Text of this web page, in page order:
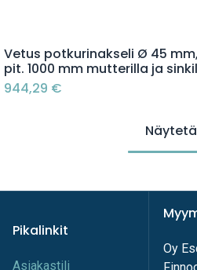
Lisää ostoskoriin
Vetus potkurinakseli Ø 45 mm,
pit. 1000 mm mutterilla ja
944,29 €
Pikalinkit
A​s​iakastili
Oy